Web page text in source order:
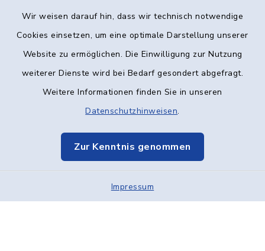
Wir weisen darauf hin, dass wir technisch notwendige
Cookies einsetzen, um eine optimale Darstellung unserer
Website zu ermöglichen. Die Einwilligung zur Nutzung
weiterer Dienste wird bei Bedarf gesondert abgefragt.
Weitere Informationen finden Sie in unseren
Datenschutzhinweisen.
Zur Kenntnis genommen
Impressum
Kontakt
Datenschutz
Elektronische Kommunikation
Sitemap